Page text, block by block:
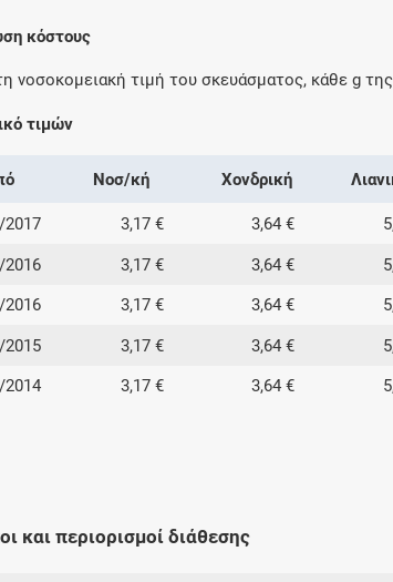
κόστους
νοσοκομειακή τιμή του σκευάσματος, κάθεg
τιμών
Νοσ/κή Χονδρική
3,17 € 3,64 €
3,17 € 3,64 €
2016 3,17 € 3,64 €
3,17 € 3,64 €
2014 3,17 € 3,64 €
και περιορισμοί διάθεσης